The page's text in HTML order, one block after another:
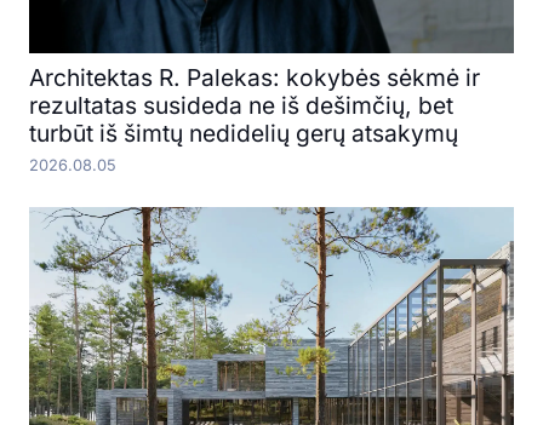
Architektas R. Palekas: kokybės sėkmė ir
rezultatas susideda ne iš dešimčių, bet
turbūt iš šimtų nedidelių gerų atsakymų
2026.08.05